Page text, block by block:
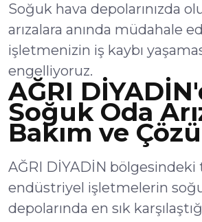
Soğuk hava depolarınızda
arızalara anında müdahale
işletmenizin iş kaybı
engelliyoruz.
AĞRI
Soğuk Oda
Bakım ve
AĞRI DİYADİN bölgesindeki
endüstriyel işletmelerin
depolarında en sık